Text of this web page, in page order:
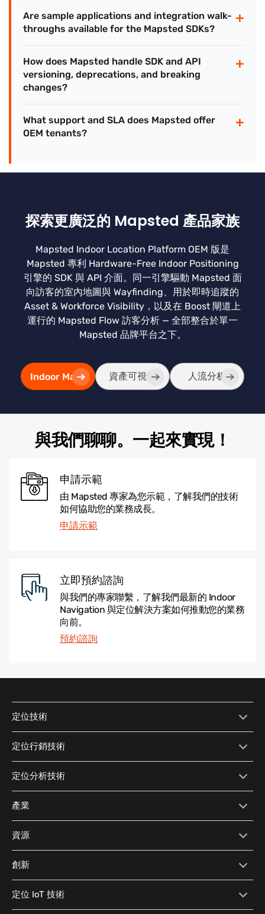
Are sample applications and integration walk-
throughs available for the Mapsted SDKs?
+
How does Mapsted handle SDK and API
versioning, deprecations, and breaking
changes?
+
What support and SLA does Mapsted offer
OEM tenants?
+
探索更廣泛的 Mapsted 產品家族
Mapsted Indoor Location Platform OEM 版是
Mapsted 專利 Hardware-Free Indoor Positioning
引擎的 SDK 與 API 介面。同一引擎驅動 Mapsted 面
向訪客的室內地圖與 Wayfinding、用於即時追蹤的
Asset & Workforce Visibility，以及在 Boost 閘道上
運行的 Mapsted Flow 訪客分析 — 全部整合於單一
Mapsted 品牌平台之下。
Indoor Maps 資產可視性 人流分析
與我們聊聊。一起來實現！
申請示範
由 Mapsted 專家為您示範，了解我們的技術
如何協助您的業務成長。
申請示範
立即預約諮詢
與我們的專家聯繫，了解我們最新的 Indoor
Navigation 與定位解決方案如何推動您的業務
向前。
預約諮詢
定位技術
定位技術
Wayfinding 無障礙
位置分享
內容管理系統（CMS）
在地化
定位行銷技術
定位行銷技術
行銷 CRM 軟體 地理圍欄
地理競攻
定位分析技術
定位分析技術
預測分析 顧客洞察
定位分析軟體
產業
產業
醫院與醫療照護 歷史與文化場館
休閒娛樂場館
資源
部落格
創新
為何選擇 Mapsted
定位 IoT 技術